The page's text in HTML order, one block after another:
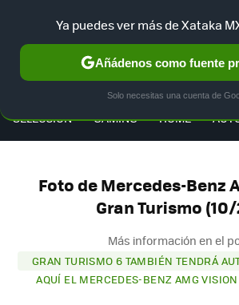
SELECCIÓN GAMING HOME
Foto de Mercedes-Benz
Gran Turismo
Más información en el
GRAN TURISMO 6 TAMBIÉN TENDRÁ
AQUÍ EL MERCEDES-BENZ AMG
Ya puedes ver más de Xataka
Añádenos como fuente
Solo necesitas una cuenta de